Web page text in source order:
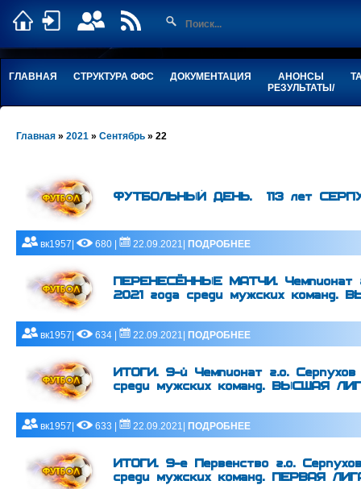
ГЛАВНАЯ СТРУКТУРА ФФС ДОКУМЕНТАЦИЯ
АНОНСЫ
РЕЗУЛЬТАТЫ/
Главная » 2021 » Сентябрь » 22
ФУТБОЛЬНЫЙ ДЕНЬ. 113 лет
вк1957| 680 | 22.09.2021| ПОДРОБНЕЕ
ПЕРЕНЕСЁННЫЕ МАТЧИ. Чемпионат
2021 года среди мужских команд.
вк1957| 634 | 22.09.2021| ПОДРОБНЕЕ
ИТОГИ. 9-й Чемпионат г.о.
среди мужских команд. ВЫСШАЯ
вк1957| 633 | 22.09.2021| ПОДРОБНЕЕ
ИТОГИ. 9-е Первенство г.о.
среди мужских команд. ПЕРВАЯ